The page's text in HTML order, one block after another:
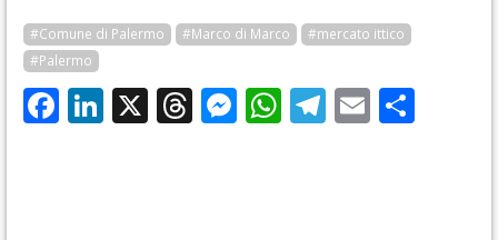
#Comune di Palermo #Marco di Marco
#mercato ittico
#Palermo
Facebook
LinkedIn
X Threads
Messenger
WhatsApp
Telegram
Email